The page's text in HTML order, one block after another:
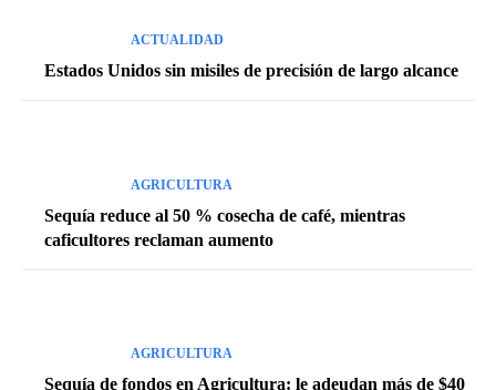
ACTUALIDAD
Estados Unidos sin misiles de precisión de largo alcance
AGRICULTURA
Sequía reduce al 50 % cosecha de café, mientras
caficultores reclaman aumento
AGRICULTURA
Sequía de fondos en Agricultura: le adeudan más de $40